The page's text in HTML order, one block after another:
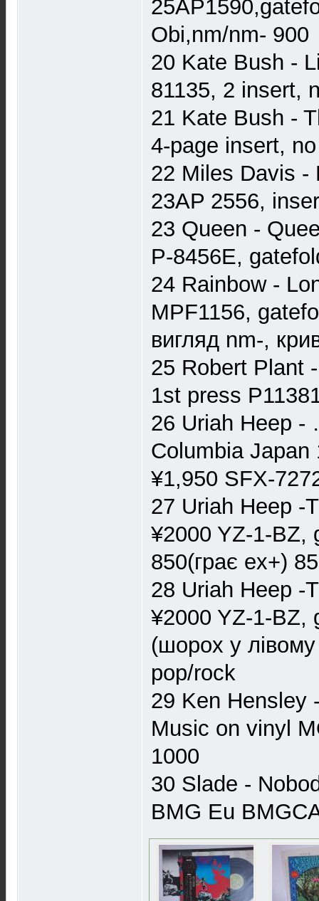
Obi,nm/nm- 900
20 Kate Bush -
81135, 2 insert,
21 Kate Bush -
4-page insert,
22 Miles Davis -
23AP 2556,
23 Queen -
P-8456E,
24 Rainbow -
MPF1156,
вигляд nm-,
25 Robert Plant
1st press
26 Uriah Heep
Columbia
¥1,950 SFX-
27 Uriah Heep -
¥2000 YZ-1-BZ,
850(грає ex+)
28 Uriah Heep -
¥2000 YZ-1-BZ,
(шорох у
pop/rock
29 Ken Hensley
Music on vinyl
1000
30 Slade -
BMG Eu